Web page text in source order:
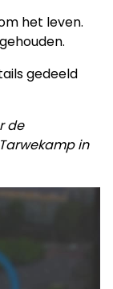
het leven.
gedeeld
de
in